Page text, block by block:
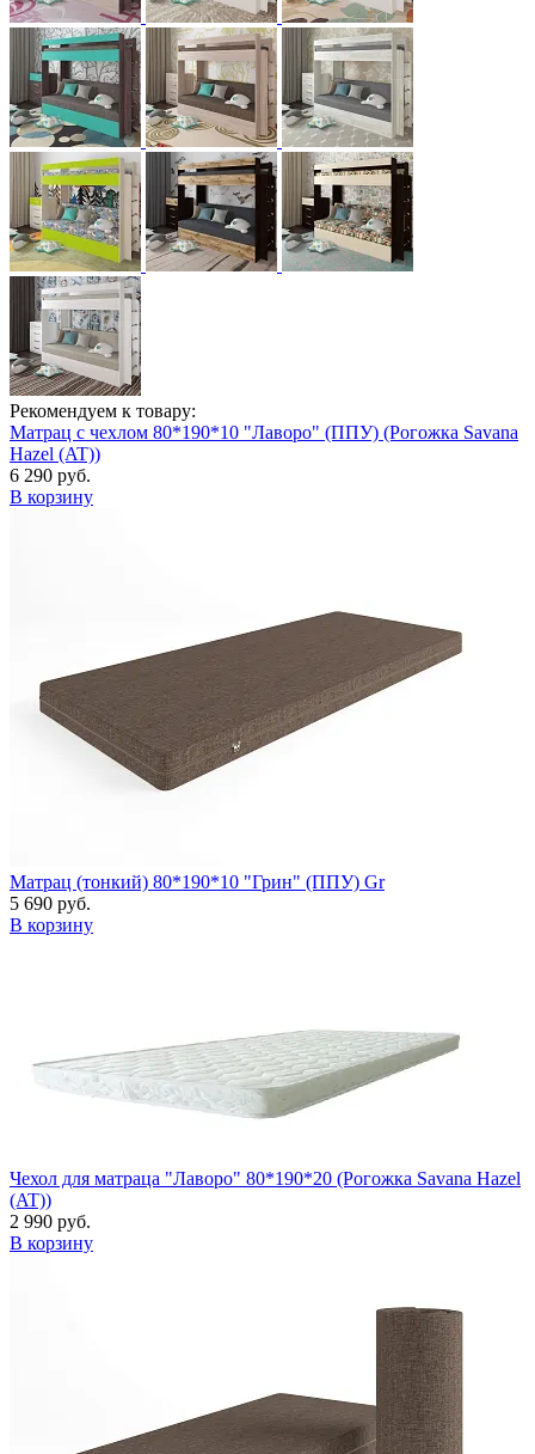
Рекомендуем к товару:
Матрац с чехлом 80*190*10 "Лаворо" (ППУ) (Рогожка Savana
Hazel (AT))
6 290 руб.
В корзину
Матрац (тонкий) 80*190*10 "Грин" (ППУ) Gr
5 690 руб.
В корзину
Чехол для матраца "Лаворо" 80*190*20 (Рогожка Savana Hazel
(AT))
2 990 руб.
В корзину